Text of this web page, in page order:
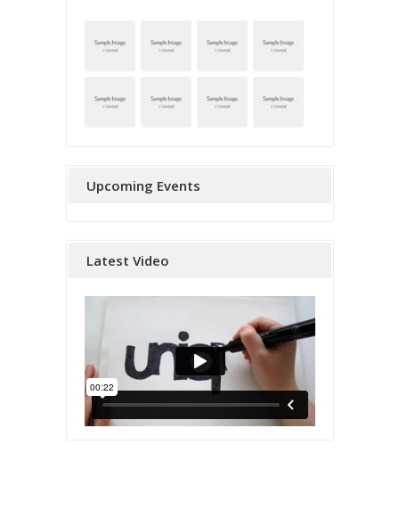
Upcoming Events
Latest Video